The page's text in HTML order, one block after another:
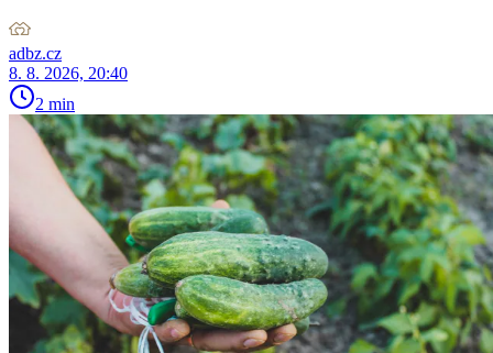
adbz.cz
8. 8. 2026, 20:40
2 min